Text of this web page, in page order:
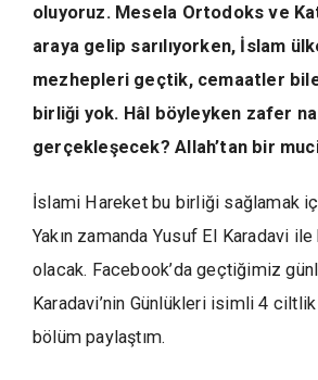
oluyoruz. Mesela Ortodoks ve
araya gelip sarılıyorken, İslam
mezhepleri geçtik, cemaatler bile
birliği yok. Hâl böyleyken zafer
gerçekleşecek? Allah’tan bir
İslami Hareket bu birliği sağlamak
Yakın zamanda Yusuf El Karadavi ile
olacak. Facebook’da geçtiğimiz
Karadavi’nin Günlükleri isimli 4
bölüm paylaştım.